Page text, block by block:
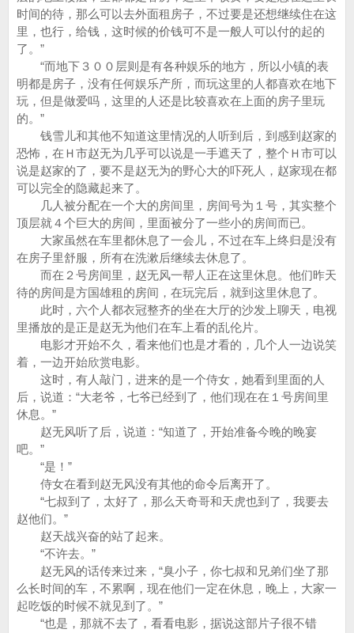
时间的待，那么可以去外面租房子，不过要是还想继续住在这
里，也行，给钱，这时候的价钱可不是一般人可以付的起的
了。”
“而地下３００层则是有各种娱乐的地方，所以小镇的表
明都是房子，没有任何娱乐产所，而玩这里的人都喜欢在地下
玩，但是做爱吗，这里的人还是比较喜欢在上面的房子里玩
的。”
钱雪儿和其他不知道这里情况的人听到后，到感到赵家的
恐怖，在Ｈ市赵无为几乎可以说是一手遮天了，整个Ｈ市可以
说是赵家的了，要不是赵无为的野心大的吓死人，赵家现在都
可以完全的隐藏起来了。
几人被分配在一个大的房间里，房间号为１号，其实整个
顶层就４个巨大的房间，里面被分了一些小的房间而已。
大家虽然在车里都休息了一会儿，不过在车上终归是没有
在房子里舒服，所有在洗漱后继续去休息了。
而在２号房间里，赵无风一帮人正在这里休息。他们昨天
待的房间是方国雄租的房间，在玩完后，就到这里休息了。
此时，六个人都衣冠整齐的坐在大厅的沙发上聊天，电视
里播放的是正是赵无为他们在车上看的乱伦片。
电影才开始不久，看来他们也是才看的，几个人一边说笑
着，一边开始欣赏电影。
这时，有人敲门，进来的是一个侍女，她看到里面的人
后，说道：“大老爷，七爷已经到了，他们现在在１号房间里
休息。”
赵无风听了后，说道：“知道了，开始准备今晚的晚宴
吧。”
“是！”
侍女在看到赵无风没有其他的命令后离开了。
“七叔到了，太好了，那么天奇哥和天虎也到了，我要去
赵他们。”
赵天战兴奋的站了起来。
“不许去。”
赵无风的话传来过来，“臭小子，你七叔和兄弟们坐了那
么长时间的车，不累啊，现在他们一定在休息，晚上，大家一
起吃饭的时候不就见到了。”
“也是，那就不去了，看看电影，据说这部片子很不错